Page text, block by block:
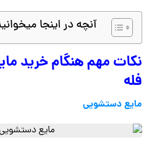
آنچه در اینجا
نکات مهم هنگام خرید
فله
مایع دستشویی